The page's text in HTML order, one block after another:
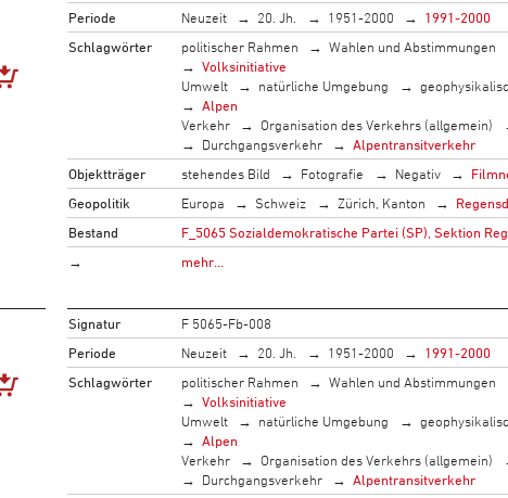
Periode
Neuzeit 20. Jh. 1951-2000
1991-2000
Schlagwörter
politischer Rahmen Wahlen und Abstimmungen
Volksinitiative
Umwelt
natürliche Umgebung
Alpen
Verkehr
Organisation des Verkehrs (allgemein)
Durchgangsverkehr
Alpentransitverkehr
Objektträger
stehendes Bild Fotografie Negativ
Geopolitik
Europa Schweiz Zürich, Kanton
Bestand
F_5065 Sozialdemokratische Partei (SP), Sektion
→
mehr…
Signatur
F 5065-Fb-008
Periode
Neuzeit 20. Jh. 1951-2000
1991-2000
Schlagwörter
politischer Rahmen Wahlen und Abstimmungen
Volksinitiative
Umwelt
natürliche Umgebung
Alpen
Verkehr
Organisation des Verkehrs (allgemein)
Durchgangsverkehr
Alpentransitverkehr